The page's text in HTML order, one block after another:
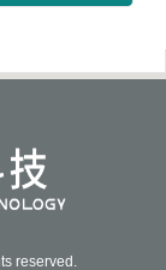
reserved.